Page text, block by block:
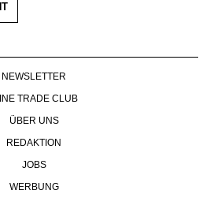
NEWSLETTER
TRADE CLUB
ÜBER UNS
REDAKTION
JOBS
WERBUNG